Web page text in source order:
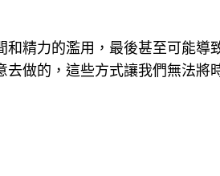
精力的濫用，最後甚至可能導
做的，這些方式讓我們無法將